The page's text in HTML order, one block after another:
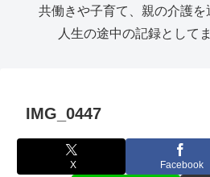
共働きや子育て、親の介護
人生の途中の記録として
IMG_0447
X Facebook